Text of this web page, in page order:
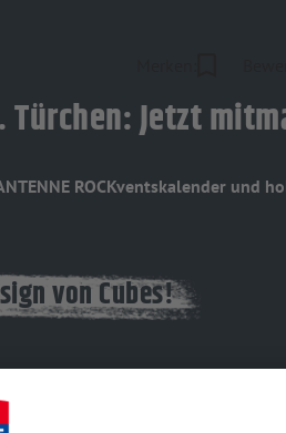
Türchen: Jetzt
ROCKventskalender und
von Cubes!